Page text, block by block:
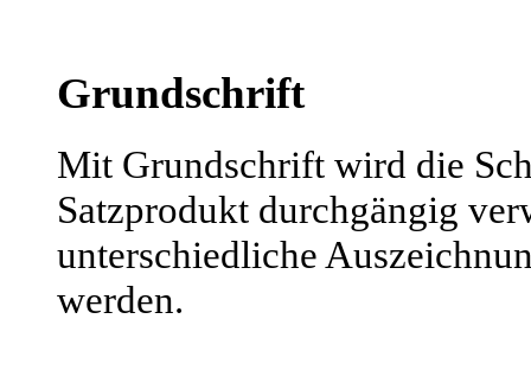
Grundschrift
Mit Grundschrift wird die
Satzprodukt durchgängig
unterschiedliche
werden.